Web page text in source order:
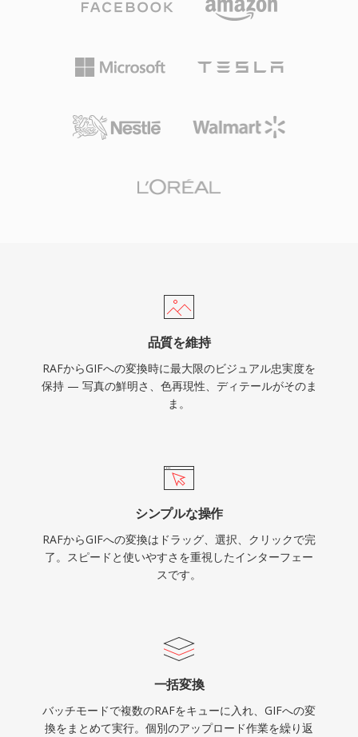
品質を維持
RAFからGIFへの変換時に最大限のビジュアル忠実度を
保持 — 写真の鮮明さ、色再現性、ディテールがそのま
ま。
シンプルな操作
RAFからGIFへの変換はドラッグ、選択、クリックで完
了。スピードと使いやすさを重視したインターフェー
スです。
一括変換
バッチモードで複数のRAFをキューに入れ、GIFへの変
換をまとめて実行。個別のアップロード作業を繰り返